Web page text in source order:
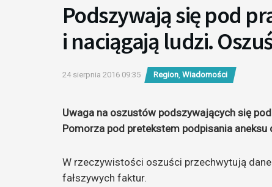
Podszywają się pod
i naciągają ludzi.
24 sierpnia 2016 09:35 Region, Wiadomości
Uwaga na oszustów podszywających się
Pomorza pod pretekstem podpisania aneksu
W rzeczywistości oszuści przechwytują
fałszywych faktur.